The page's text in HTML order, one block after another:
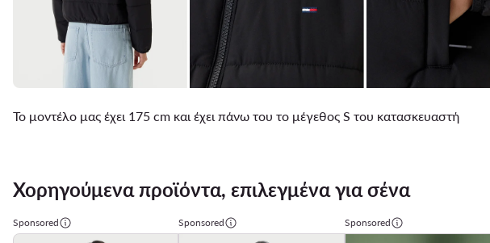
Το μοντέλο μας έχει 175 cm και έχει πάνω του το μέγεθος S του κατασκευαστή
Χορηγούμενα προϊόντα, επιλεγμένα για σένα
Sponsored Sponsored Sponsored